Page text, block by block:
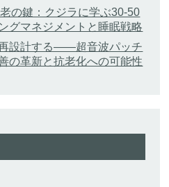
の鍵：クジラに学ぶ30-50
グマネジメントと睡眠戦略
設計する——超音波パッチ
の革新と抗老化への可能性